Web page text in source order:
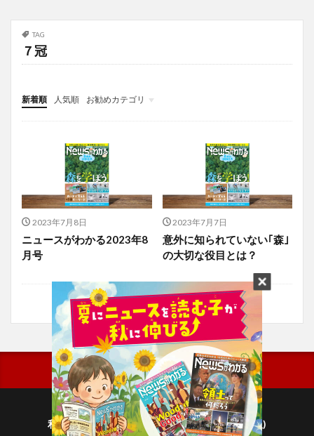
TAG
７冠
新着順 人気順
お勧めカテゴリ
投稿
学び
マンガ
電子書籍
2023年7月8日
ニュースがわかる2023年8
月号
2023年7月7日
意外に知られていない｢森｣
の大切な役目とは？
利用規約
プライバシーポリシー(毎日新聞出版)